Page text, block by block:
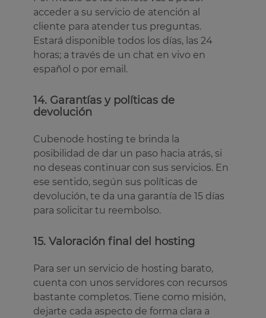
acceder a su servicio de atención al
cliente para atender tus preguntas.
Estará disponible todos los días, las 24
horas; a través de un chat en vivo en
español o por email.
14. Garantías y políticas de
devolución
Cubenode hosting te brinda la
posibilidad de dar un paso hacia atrás, si
no deseas continuar con sus servicios. En
ese sentido, según sus políticas de
devolución, te da una garantía de 15 días
para solicitar tu reembolso.
15. Valoración final del hosting
Para ser un servicio de hosting barato,
cuenta con unos servidores con recursos
bastante completos. Tiene como misión,
dejarte cada aspecto de forma clara a